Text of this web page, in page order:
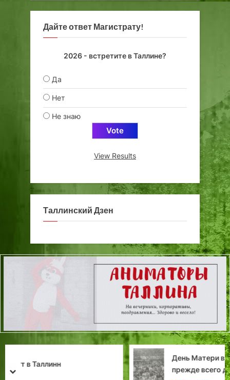
Дайте ответ Магистрату!
2026 - встретите в Таллине?
Да
Нет
Не знаю
View Results
Таллинский Дзен
День Матери в Таллине: «Праздник этот —
прежде всего домашний…»
prev
next